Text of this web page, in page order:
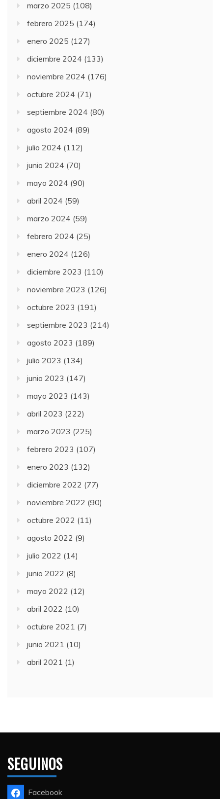
marzo 2025 (108)
febrero 2025 (174)
enero 2025 (127)
diciembre 2024 (133)
noviembre 2024 (176)
octubre 2024 (71)
septiembre 2024 (80)
agosto 2024 (89)
julio 2024 (112)
junio 2024 (70)
mayo 2024 (90)
abril 2024 (59)
marzo 2024 (59)
febrero 2024 (25)
enero 2024 (126)
diciembre 2023 (110)
noviembre 2023 (126)
octubre 2023 (191)
septiembre 2023 (214)
agosto 2023 (189)
julio 2023 (134)
junio 2023 (147)
mayo 2023 (143)
abril 2023 (222)
marzo 2023 (225)
febrero 2023 (107)
enero 2023 (132)
diciembre 2022 (77)
noviembre 2022 (90)
octubre 2022 (11)
agosto 2022 (9)
julio 2022 (14)
junio 2022 (8)
mayo 2022 (12)
abril 2022 (10)
octubre 2021 (7)
junio 2021 (10)
abril 2021 (1)
SEGUINOS
Facebook